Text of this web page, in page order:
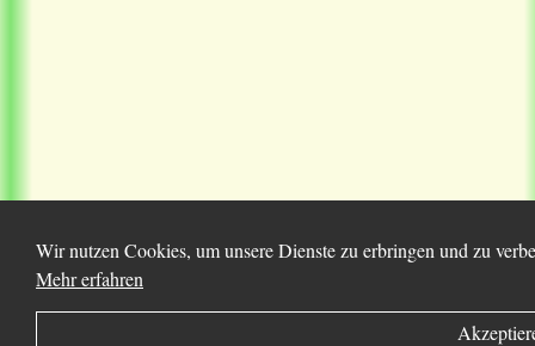
Wir nutzen Cookies, um unsere Dienste zu erbringen und zu
Mehr erfahren